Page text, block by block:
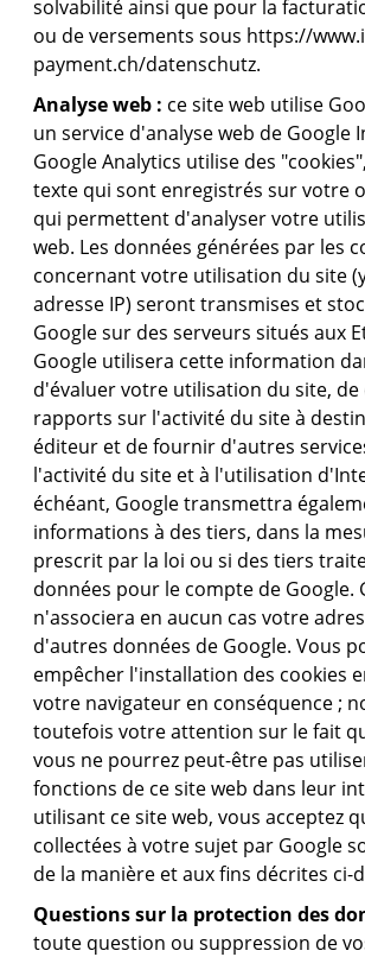
solvabilité ainsi que pour la
ou de versements sous https://
payment.ch/datenschutz.
Analyse web : ce site web utilise
un service d'analyse web de Google
Google Analytics utilise des
texte qui sont enregistrés sur votre
qui permettent d'analyser votre
web. Les données générées par les
concernant votre utilisation du site
adresse IP) seront transmises et
Google sur des serveurs situés aux
Google utilisera cette information
d'évaluer votre utilisation du site, de
rapports sur l'activité du site à
éditeur et de fournir d'autres
l'activité du site et à l'utilisation
échéant, Google transmettra
informations à des tiers, dans la
prescrit par la loi ou si des tiers
données pour le compte de Google.
n'associera en aucun cas votre
d'autres données de Google. Vous
empêcher l'installation des cookies
votre navigateur en conséquence ;
toutefois votre attention sur le fait
vous ne pourrez peut-être pas
fonctions de ce site web dans leur
utilisant ce site web, vous acceptez
collectées à votre sujet par Google
de la manière et aux fins décrites ci-
Questions sur la protection des
toute question ou suppression de